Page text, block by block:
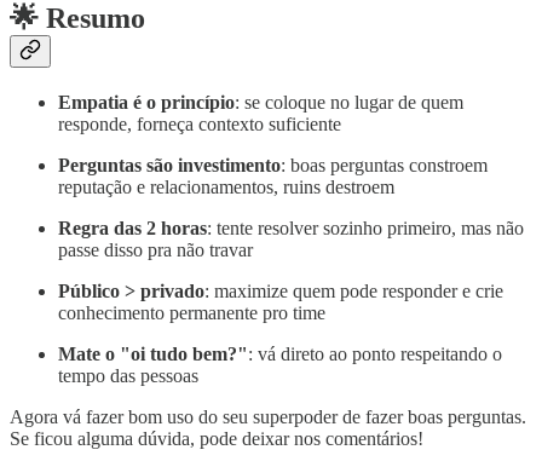
🌟 Resumo
Empatia é o princípio: se coloque no lugar de quem
responde, forneça contexto suficiente
Perguntas são investimento: boas perguntas constroem
reputação e relacionamentos, ruins destroem
Regra das 2 horas: tente resolver sozinho primeiro, mas não
passe disso pra não travar
Público > privado: maximize quem pode responder e crie
conhecimento permanente pro time
Mate o "oi tudo bem?": vá direto ao ponto respeitando o
tempo das pessoas
Agora vá fazer bom uso do seu superpoder de fazer boas perguntas.
Se ficou alguma dúvida, pode deixar nos comentários!